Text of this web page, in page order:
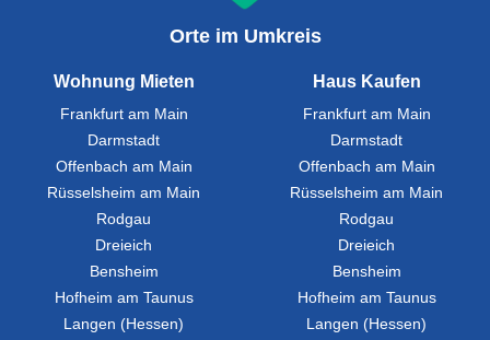
Orte im Umkreis
Wohnung Mieten
Frankfurt am Main
Darmstadt
Offenbach am Main
Rüsselsheim am Main
Rodgau
Dreieich
Bensheim
Hofheim am Taunus
Langen (Hessen)
Haus Kaufen
Frankfurt am Main
Darmstadt
Offenbach am Main
Rüsselsheim am Main
Rodgau
Dreieich
Bensheim
Hofheim am Taunus
Langen (Hessen)